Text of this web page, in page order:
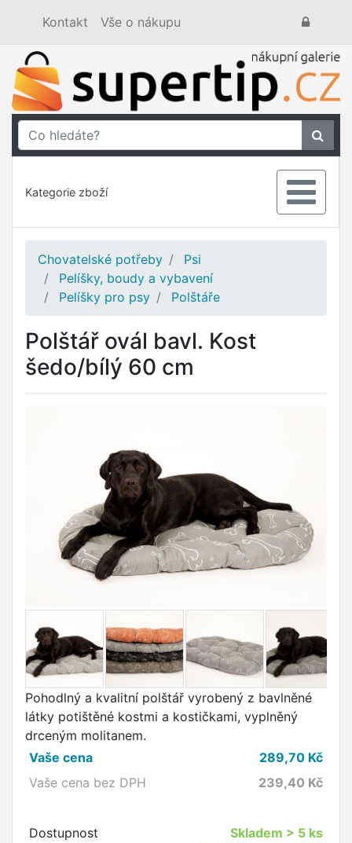
Kontakt Vše o nákupu
Kategorie zboží
Chovatelské potřeby
Psi
Pelíšky, boudy a vybavení
Pelíšky pro psy
Polštáře
Polštář ovál bavl. Kost
šedo/bílý 60 cm
Pohodlný a kvalitní polštář vyrobený z bavlněné
látky potištěné kostmi a kostičkami, vyplněný
drceným molitanem.
Vaše cena
289,70 Kč
Vaše cena bez DPH
239,40 Kč
Dostupnost Skladem > 5 ks